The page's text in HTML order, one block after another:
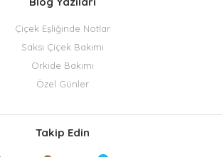
Çiçek Eşliğinde Notlar
Saksı Çiçek Bakımı
Orkide Bakımı
Özel Günler
Takip Edin